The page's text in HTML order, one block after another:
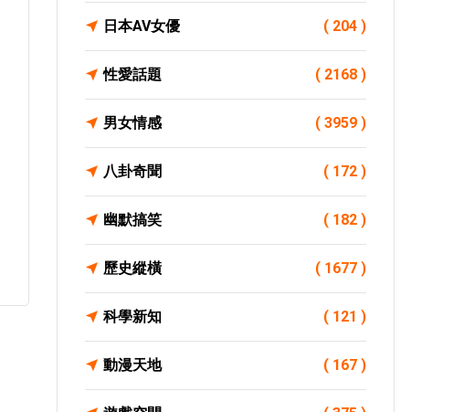
日本AV女優 ( 204 )
性愛話題 ( 2168 )
男女情感 ( 3959 )
八卦奇聞 ( 172 )
幽默搞笑 ( 182 )
歷史縱橫 ( 1677 )
科學新知 ( 121 )
動漫天地 ( 167 )